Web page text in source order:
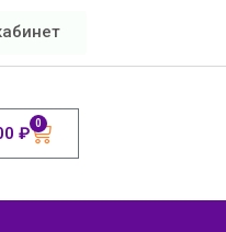
₽ 0